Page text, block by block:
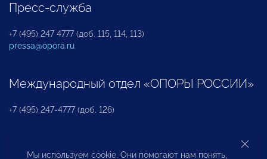
Пресс-служба
+7 (495) 247 4777 (доб. 115, 114, 113)
pressa@opora.ru
Международный отдел «ОПОРЫ РОССИИ»
+7 (495) 247-4777 (доб. 126)
Бюро по защите прав предпринимателей и
Мы используем cookie. Они помогают нам понять,